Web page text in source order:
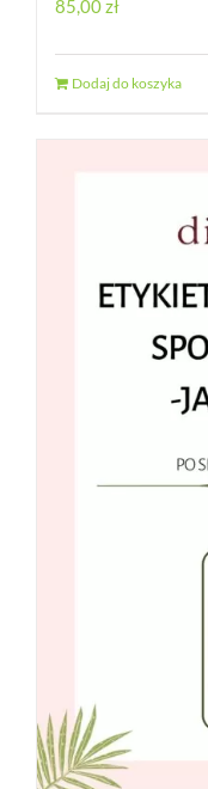
85,00zł
Dodaj do koszyka